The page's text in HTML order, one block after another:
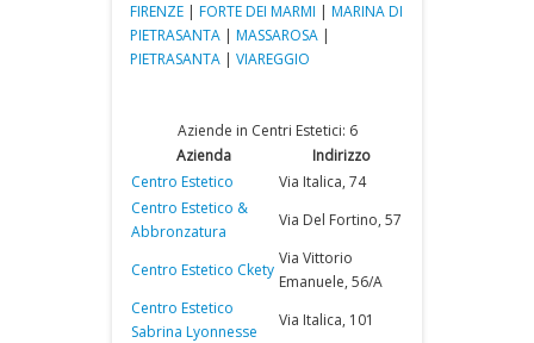
FIRENZE | FORTE DEI MARMI | MARINA DI
PIETRASANTA | MASSAROSA |
PIETRASANTA | VIAREGGIO
Aziende in Centri Estetici: 6
Azienda
Indirizzo
Centro Estetico
Via Italica, 74
Centro Estetico &
Abbronzatura
Via Del Fortino, 57
Centro Estetico Ckety
Via Vittorio
Emanuele, 56/A
Centro Estetico
Sabrina Lyonnesse
Via Italica, 101